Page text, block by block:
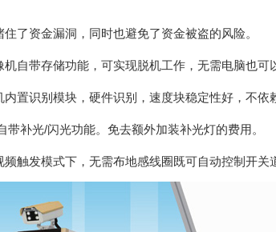
了资金漏洞，同时也避免了资金被盗的风险。
自带存储功能，可实现脱机工作，无需电脑也可
置识别模块，硬件识别，速度块稳定性好，不依
带补光/闪光功能。免去额外加装补光灯的费用。
触发模式下，无需布地感线圈既可自动控制开关